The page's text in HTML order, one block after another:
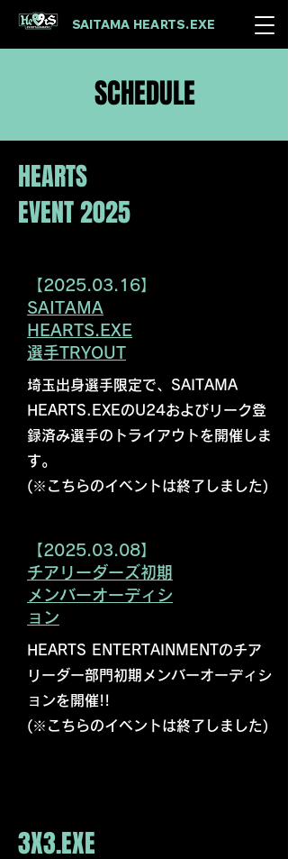
SAITAMA HEARTS.EXE​
SCHEDULE
HEARTS
​EVENT 2025
​【2025.03.16】
SAITAMA
HEARTS.EXE
選手TRYOUT
埼玉出身選手限定で、SAITAMA
HEARTS.EXEのU24およびリーク登
録済み選手のトライアウトを開催しま
す。
​(※こちらのイベントは終了しました)
【2025.03.08】
​チアリーダーズ初期
メンバーオーディシ
ョン
HEARTS ENTERTAINMENTのチア
リーダー部門初期メンバーオーディシ
ョンを開催!!
​(※こちらのイベントは終了しました)
3X3.EXE